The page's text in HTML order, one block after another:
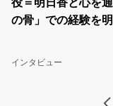
役＝明日香と心を
の骨」での経験を
インタビュー